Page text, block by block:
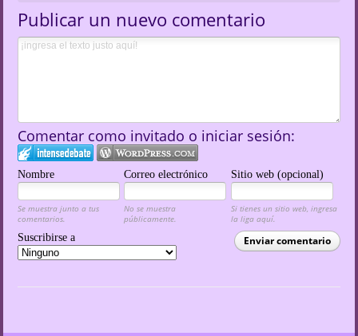
Publicar un nuevo comentario
Comentar como invitado o iniciar sesión:
Nombre Correo electrónico Sitio web (opcional)
Se muestra junto a tus
comentarios.
No se muestra
públicamente.
Si tienes un sitio web, ingresa
la liga aquí.
Enviar comentario
Suscribirse a